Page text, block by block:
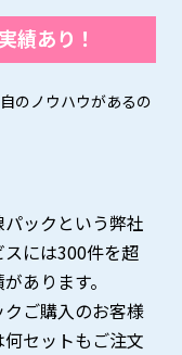
績あり！
のノウハウがあるの
パックという弊社
スには300件を超
あります。
クご購入のお客様
セットもご注文